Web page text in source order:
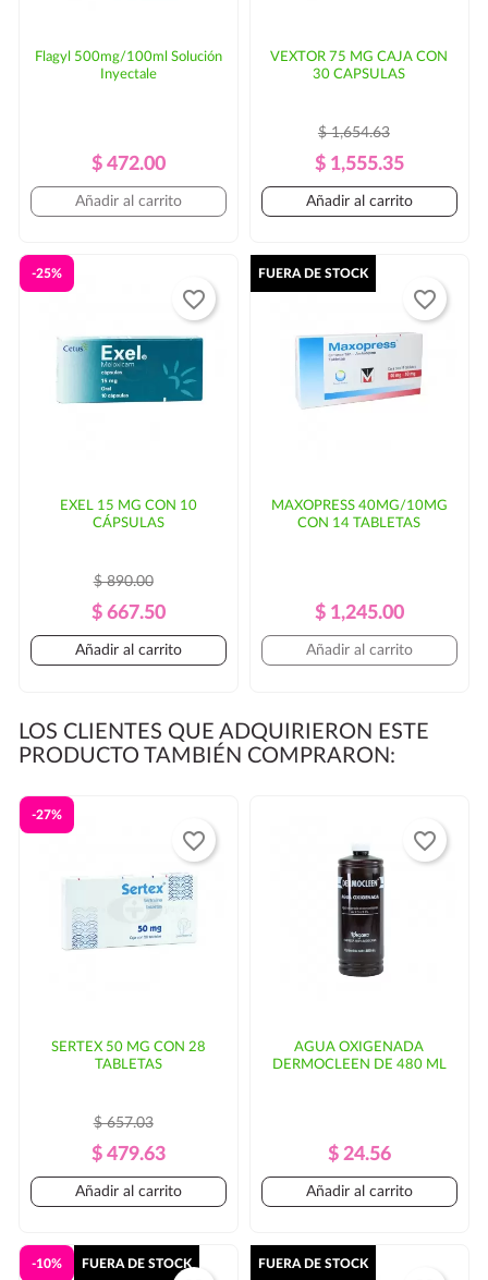
Flagyl 500mg/100ml Solución
Inyectale
Precio
Regular
Precio
$ 472.00
Añadir al carrito
VEXTOR 75 MG CAJA CON
30 CAPSULAS
Precio
Regular
$ 1,654.63
Precio
$ 1,555.35
Añadir al carrito
EXEL 15 MG CON 10
CÁPSULAS
Precio
Regular
$ 890.00
Precio
$ 667.50
-25%
Añadir al carrito
favorite_border
MAXOPRESS 40MG/10MG
CON 14 TABLETAS
Precio
Regular
Precio
$ 1,245.00
FUERA DE STOCK
Añadir al carrito
favorite_border
LOS CLIENTES QUE ADQUIRIERON ESTE
PRODUCTO TAMBIÉN COMPRARON:
SERTEX 50 MG CON 28
TABLETAS
Precio
Regular
$ 657.03
Precio
$ 479.63
-27%
Añadir al carrito
favorite_border
AGUA OXIGENADA
DERMOCLEEN DE 480 ML
Precio
Regular
Precio
$ 24.56
Añadir al carrito
favorite_border
-10% FUERA DE STOCK FUERA DE STOCK